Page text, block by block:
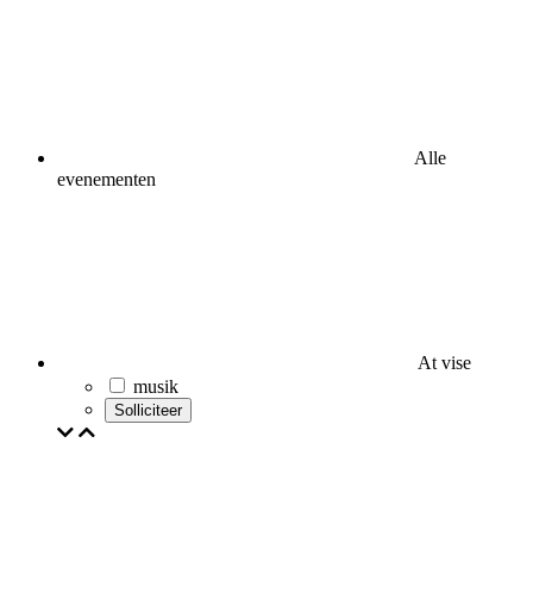
Alle
evenementen
At vise
musik
Solliciteer